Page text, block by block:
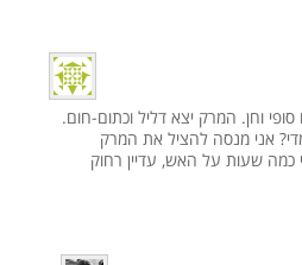
וחן. המרק יצא דליל וכתום-חום.
אני מנסה להציל את המרק
כמה שעות על האש, עדיין רחוק